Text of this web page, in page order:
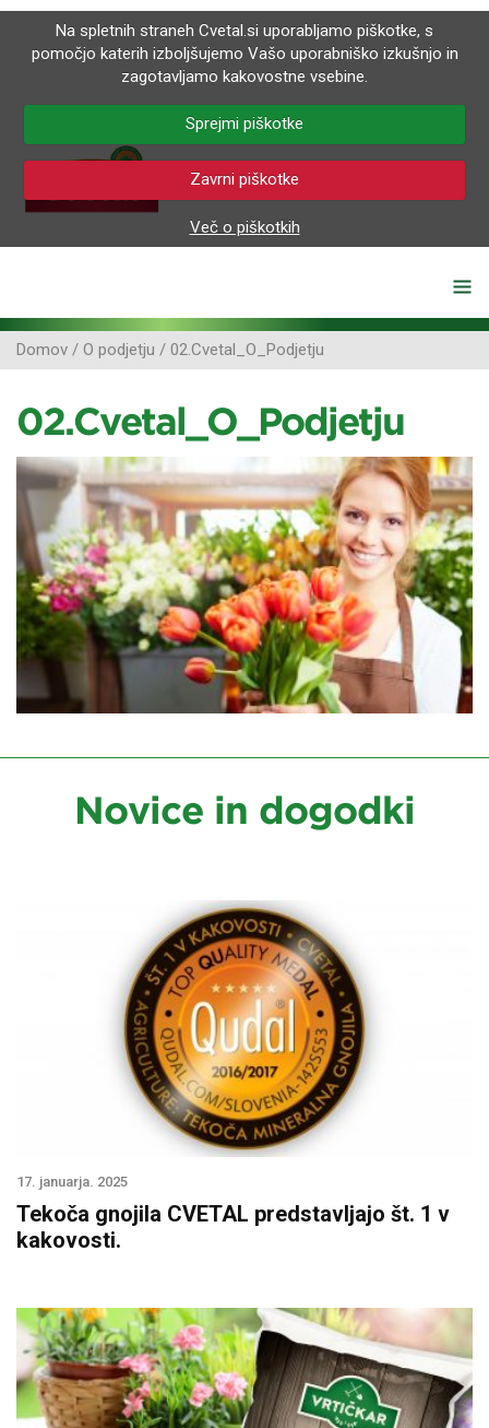
Na spletnih straneh Cvetal.si uporabljamo piškotke, s
pomočjo katerih izboljšujemo Vašo uporabniško izkušnjo in
zagotavljamo kakovostne vsebine.
Sprejmi piškotke
Zavrni piškotke
Več o piškotkih
Domov / O podjetju / 02.Cvetal_O_Podjetju
02.Cvetal_O_Podjetju
Novice in dogodki
17. januarja. 2025
Tekoča gnojila CVETAL predstavljajo št. 1 v
kakovosti.